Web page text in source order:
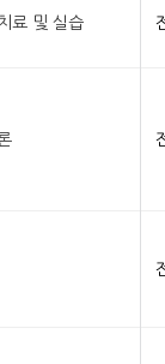
료 및 실습